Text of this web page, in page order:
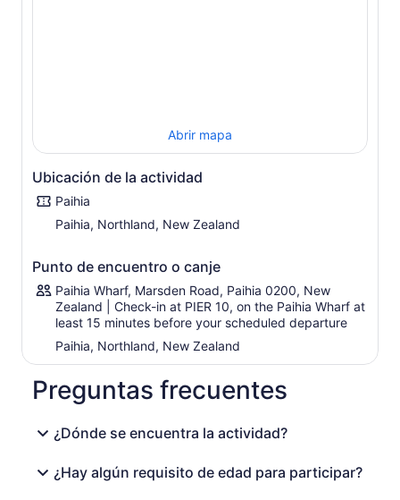
exuberante vegetación y aguas cristalinas. Sumérjase en
la tranquilidad de esta isla paradisíaca y capture la
esencia del esplendor natural de la Bahía de las Islas.
Este recorrido de 3 horas en crucero y por la isla promete
una experiencia inmersiva, ya que entreteje la rica
historia marítima de la región con sus impresionantes
crea recuerdos imborrables en esta inolvidable
excursión.
Abrir mapa
Ubicación de la actividad
Paihia
Paihia, Northland, New Zealand
Punto de encuentro o canje
Paihia Wharf, Marsden Road, Paihia 0200, New
Zealand | Check-in at PIER 10, on the Paihia Wharf at
least 15 minutes before your scheduled departure
Paihia, Northland, New Zealand
Preguntas frecuentes
¿Dónde se encuentra la actividad?
¿Hay algún requisito de edad para participar?